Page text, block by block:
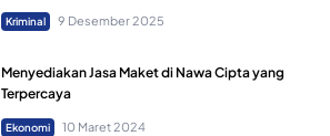
Kriminal 9 Desember 2025
Menyediakan Jasa Maket di Nawa Cipta yang
Terpercaya
Ekonomi 10 Maret 2024